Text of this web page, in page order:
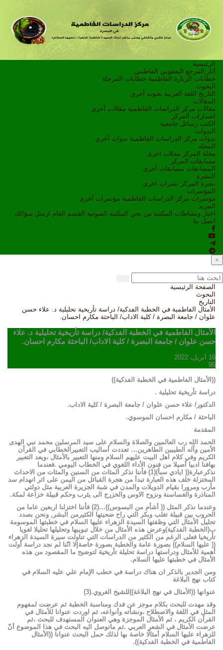
الرئيسية
أثار المرجع اليعقوبي الفاطمي
خطابات الزيارة الفاطمية خطابات المرحلة
البحوث
التاريخ
اللغة العربية بحوث أخرى
المقالات
مقالات مركز الدراسات الفاطمية مقالات أخرى
اصدارات المركز
الكتب رسائل جامعية
الندوات
ندوات مركز الدراسات الفاطمية ندوات أخرى
المجلة
مجلة المركز مجلات اخرى
مسابقات المركز
المسابقات مسابقات أخرى
النشرة
نشرة المركز نشرات اخرى
المؤتمرات
مؤتمرات مركز الدراسات الفاطمية مؤتمرات أخرى
المزيد
اخبار ونشاطات
المكتبة من نحن المكتبة الصوتية القسم العام ارسل سؤالك
اتصل بنا
×
الصفحة الرئيسية
البحوث
التاريخ
الأمثال الفاطمية في الخطبة الفدكية/ دراسة تأريخية تحليلية د. علاء حسن
علوان / جامعة البصرة / كلية الاداب/ الباحثة مكارم احسان.
الأمثال الفاطمية في الخطبة الفدكية/ دراسة تأريخية تحليلية د. علاء
حسن علوان / جامعة البصرة / كلية الاداب/ الباحثة مكارم احسان.
16 أبريل، 2022
96
(
( الأمثال الفاطمية في الخطبة الفدكية))
دراسة تأريخية تحليلية .
الدكتور/ علاء حسن علوان / جامعة البصرة / كلية الاداب.
الباحثة / مكارم احسان الموسوي.
المقدمة
الحمد الله رب العالمين والصلاة والسلام على سيد المرسلين محمد نبي الهدى
الأمين وآله الطيبين الطاهرين… تعددت أساليب التعبيرالخطابي في القرآن
الكريم وفي كلام اهل البيت عليهم السلام ومنها التعبير بالأمثال ،ويعد التعبير
بهافنا ادبيا أصيلا من فنون الأداء اللغوي في الخطاب اليومي .فعندما
نذكرعبارة(( ايادي سبأ)(1
) فأننا نذكر المئات من السنين والمئات من الاحداث
المختزلة خلف هذه العبارة تبدأ من هجرة القبائل من اليمن على اثر انهدام سد
مأرب ومرورا بقيام الدويلات والمدن في شبة الجزيرة العربية مثل دولتي
المناذرة والغساسنة ونزوح الاوس والخزرج الى يثرب وحكم قبيلة خزاعة لمكة.
وعندما نذكر المثل (( أشأم من البسوس))…
(
2
) فأننا اختزلنا اربعين عاما من
الحروب بين قبيلة تغلب وبكر التي راح ضحيتها الكثيرمن البشر , ونحن بصدد
تحليل الأمثال التي وظفتها السيدة الزهراء عليها السلام في خطبتها الموسومة
ب(الخطبة الفدكية)وعرض هذه الأمثال من خلال تبويبها وتحليلها تحليلا لغويا
تأريخيا فعلى الرغم من الكثير من الدراسات التي تناولت سيرة السيدة الزهراء
(( عليها السلام)) بصورة عامة والخطبة بصورة خاصةإلا انّنا لم نجد دراسة أولت
أهمية للأمثال ودراستها دراسة تحليلة تأريخية لتوضيح ما المقصود من هذه
الأمثال في خطبتها عليها السلام.
ومن الجدير بالذكر ان هناك دراسة في خطب الإمام علي عليه السلام في
كتاب نهج البلاغة
عنوانها ((الأمثال في نهج البلاغة))للشيخ الغروي.
(
3
)
وقد مهدت للبحث بكلام موجز عن فدك ومناسبة الخطبة ثم عرضت لمفهوم
المثل في اللغة والاصطلاح ،ونشأته وأنواعه، ثم اوردت عنوانا للأمثال في
القرآن الكريم ، ثم الأمثال الموجزة وهي العنوان المستهدف للبحث ،ثم
عرضت الأمثال في الشعر العربي .ثم ماتوصل اليه البحث في هذا الموضوع أنّ
للزهراء عليها السلام أمثالًا خاصة بها لذلك حمل البحث عنوانا ((الأمثال
الفاطمية في الخطبة الفدكية)).